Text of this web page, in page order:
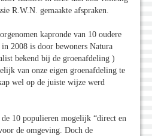
R.W.N. gemaakte afspraken.
kapronde van 10 oudere
2008 is door bewoners Natura
bekend bij de groenafdeling )
van onze eigen groenafdeling te
wel op de juiste wijze werd
10 populieren mogelijk “direct en
de omgeving. Doch de